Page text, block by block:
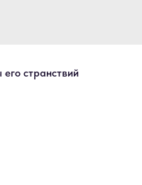
странствий